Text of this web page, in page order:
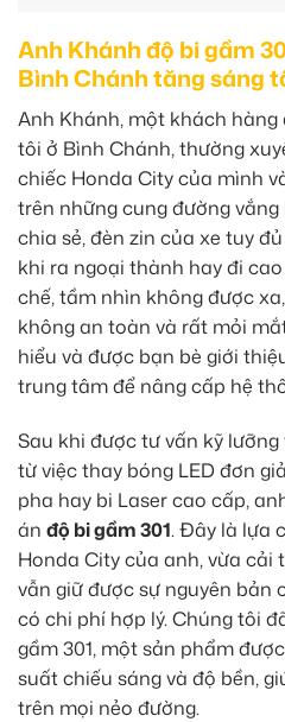
Anh Khánh độ bi gầm
Bình Chánh tăng sáng
Anh Khánh, một khách
tôi ở Bình Chánh, thường
chiếc Honda City của mình
trên những cung đường
chia sẻ, đèn zin của xe tuy
khi ra ngoại thành hay đi
chế, tầm nhìn không được
không an toàn và rất mỏi
hiểu và được bạn bè giới
trung tâm để nâng cấp hệ
Sau khi được tư vấn kỹ
từ việc thay bóng LED đơn
pha hay bi Laser cao cấp,
án độ bi gầm 301. Đây là lựa
Honda City của anh, vừa cải
vẫn giữ được sự nguyên bản
có chi phí hợp lý. Chúng tôi
gầm 301, một sản phẩm
suất chiếu sáng và độ bền,
trên mọi nẻo đường.